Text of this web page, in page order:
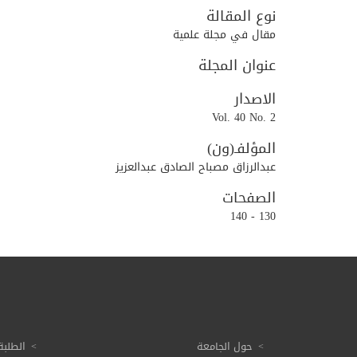
نوع المقالة
مقال في مجلة علمية
عنوان المجلة
الاصدار
Vol. 40 No. 2
المؤلفـ(ون)
عبدالرزاق مصباح الصادق عبدالعزيز
الصفحات
130 - 140
حول الجامعة